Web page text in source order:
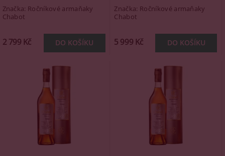
Značka: Ročníkové armaňaky
Chabot
2 799 Kč
Značka: Ročníkové armaňaky
Chabot
5 999 Kč